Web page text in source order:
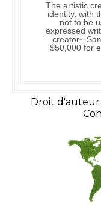
The artistic
identity, with
not to be
expressed
creator~
$50,000 for
Droit d'auteur